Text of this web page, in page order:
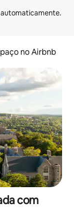
no Airbnb
com